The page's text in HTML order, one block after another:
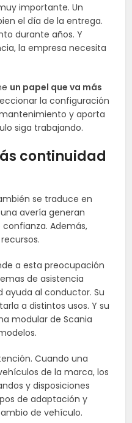
importante. Un
el día de la entrega.
durante años. Y
la empresa necesita
un papel que va más
la configuración
y aporta
siga trabajando.
continuidad
se traduce en
avería generan
Además,
a esta preocupación
de asistencia
ayuda al conductor. Su
a distintos usos. Y su
modular de Scania
Cuando una
de la marca, los
y disposiciones
de adaptación y
de vehículo.